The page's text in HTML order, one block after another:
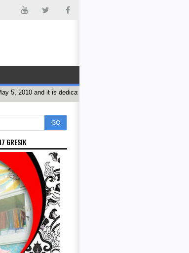
and it is dedicated to the success of the education
GO
GRESIK